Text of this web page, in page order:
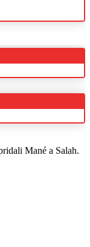
Mané a Salah.